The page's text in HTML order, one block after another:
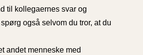
til kollegaernes svar og
også selvom du tror, at du
andet menneske med